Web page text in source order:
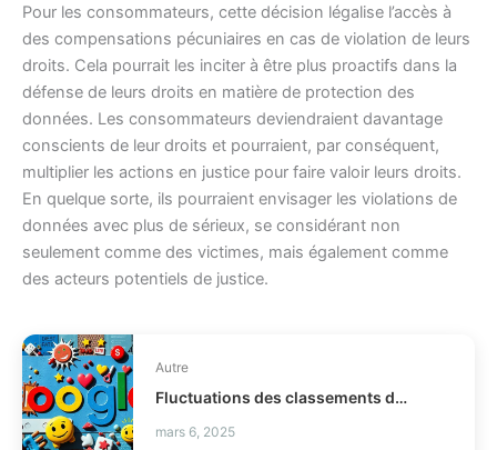
Pour les consommateurs, cette décision légalise l’accès à
des compensations pécuniaires en cas de violation de leurs
droits. Cela pourrait les inciter à être plus proactifs dans la
défense de leurs droits en matière de protection des
données. Les consommateurs deviendraient davantage
conscients de leur droits et pourraient, par conséquent,
multiplier les actions en justice pour faire valoir leurs droits.
En quelque sorte, ils pourraient envisager les violations de
données avec plus de sérieux, se considérant non
seulement comme des victimes, mais également comme
des acteurs potentiels de justice.
Autre
Fluctuations des classements de recherche après la mise à jour de Google en juin 2025
mars 6, 2025